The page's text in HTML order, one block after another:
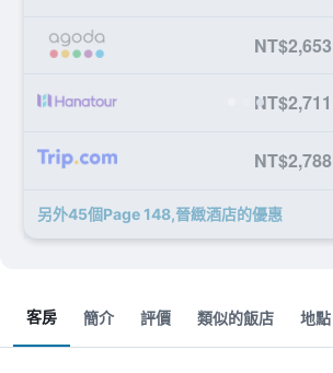
NT$2,653
NT$2,711
NT$2,788
另外45個Page 148,晉緻酒店​的優惠
客房 簡介 評價 類似的飯店 地點